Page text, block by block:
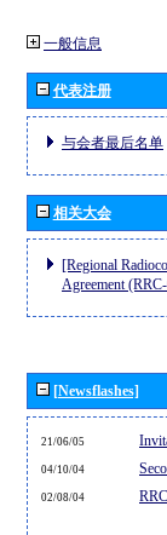
一般信息
代表注册
与会者最后名单
相关大会
[Regional
Agreement
[Newsflashes]
21/06/05
04/10/04
02/08/04